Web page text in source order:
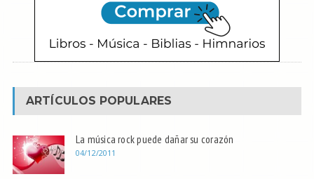
ARTÍCULOS POPULARES
La música rock puede dañar su corazón
04/12/2011